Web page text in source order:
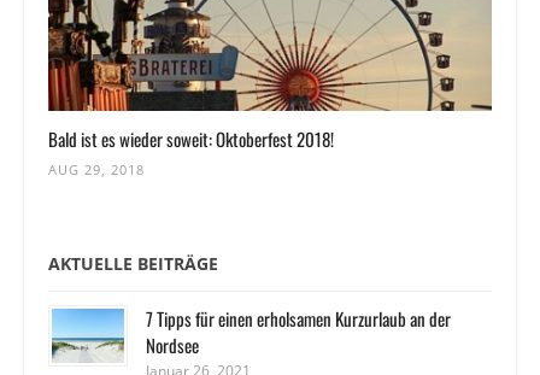
Bald ist es wieder soweit: Oktoberfest 2018!
AUG 29, 2018
AKTUELLE BEITRÄGE
7 Tipps für einen erholsamen Kurzurlaub an der
Nordsee
Januar 26, 2021